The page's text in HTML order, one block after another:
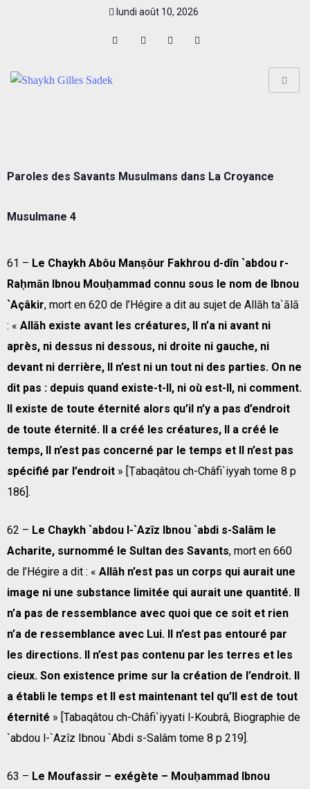
lundi août 10, 2026
Paroles des Savants Musulmans dans La Croyance
Musulmane 4
61 – Le Chaykh Abôu Manṣôur Fakhrou d-dîn `abdou r-
Raḥmān Ibnou Mouḥammad connu sous le nom de Ibnou
`Açâkir, mort en 620 de l’Hégire a dit au sujet de Allāh ta`ālā
: « Allāh existe avant les créatures, Il n’a ni avant ni
après, ni dessus ni dessous, ni droite ni gauche, ni
devant ni derrière, Il n’est ni un tout ni des parties. On ne
dit pas : depuis quand existe-t-Il, ni où est-Il, ni comment.
Il existe de toute éternité alors qu’il n’y a pas d’endroit
de toute éternité. Il a créé les créatures, Il a créé le
temps, Il n’est pas concerné par le temps et Il n’est pas
spécifié par l’endroit » [Ṭabaqâtou ch-Châfi`iyyah tome 8 p
186].
62 – Le Chaykh `abdou l-`Azîz Ibnou `abdi s-Salâm le
Acharite, surnommé le Sultan des Savants, mort en 660
de l’Hégire a dit : « Allāh n’est pas un corps qui aurait une
image ni une substance limitée qui aurait une quantité. Il
n’a pas de ressemblance avec quoi que ce soit et rien
n’a de ressemblance avec Lui. Il n’est pas entouré par
les directions. Il n’est pas contenu par les terres et les
cieux. Son existence prime sur la création de l’endroit. Il
a établi le temps et Il est maintenant tel qu’Il est de tout
éternité » [Tabaqâtou ch-Châfi`iyyati l-Koubrâ, Biographie de
`abdou l-`Azîz Ibnou `Abdi s-Salâm tome 8 p 219].
63 – Le Moufassir – exégète – Mouḥammad Ibnou